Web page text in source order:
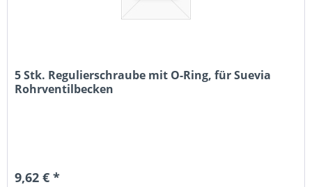
5 Stk. Regulierschraube mit O-Ring, für Suevia
Rohrventilbecken
9,62 € *